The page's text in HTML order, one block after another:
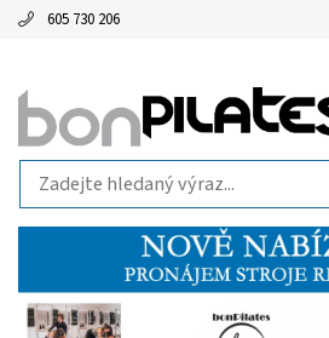
605 730 206